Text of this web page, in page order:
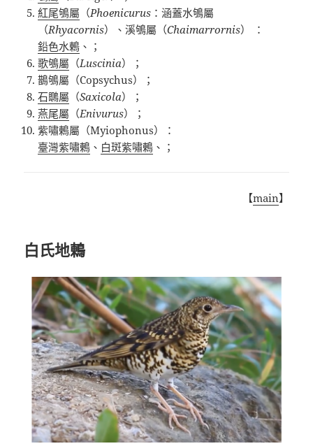
紅尾鴝屬 （Phoenicurus ：涵蓋水鴝屬
（Rhyacornis）、溪鴝屬（Chaimarrornis）
：
鉛色水鶇 、；
歌鴝屬 （Luscinia）；
鵲鴝屬（Copsychus）；
石䳭屬 （Saxicola）；
燕尾屬 （Enivurus）；
紫嘯鶇屬（Myiophonus）：
臺灣紫嘯鶇 、 白斑紫嘯鶇 、 ；
【main】
白氏地鶇